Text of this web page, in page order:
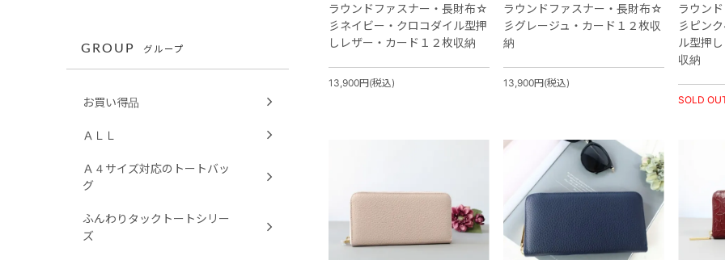
ラウンドファスナー・長財布☆
彡ネイビー・クロコダイル型押
しレザー・カード１２枚収納
13,900円(税込)
ラウンドファスナー・長財布☆
彡グレージュ・カード１２枚収
納
13,900円(税込)
ラウン
彡ピン
ル型押
収納
SOLD
GROUP グループ
お買い得品
ＡＬＬ
Ａ４サイズ対応のトートバッ
グ
ふんわりタックトートシリー
ズ